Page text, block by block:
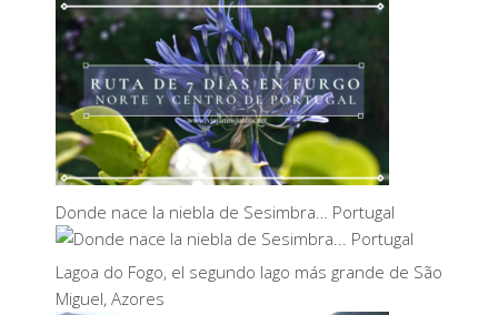
Donde nace la niebla de Sesimbra… Portugal
Lagoa do Fogo, el segundo lago más grande de São
Miguel, Azores